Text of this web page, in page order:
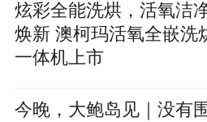
炫彩全能洗烘，活氧洁
焕新 澳柯玛活氧全嵌洗
一体机上市
今晚，大鲍岛见｜没有围